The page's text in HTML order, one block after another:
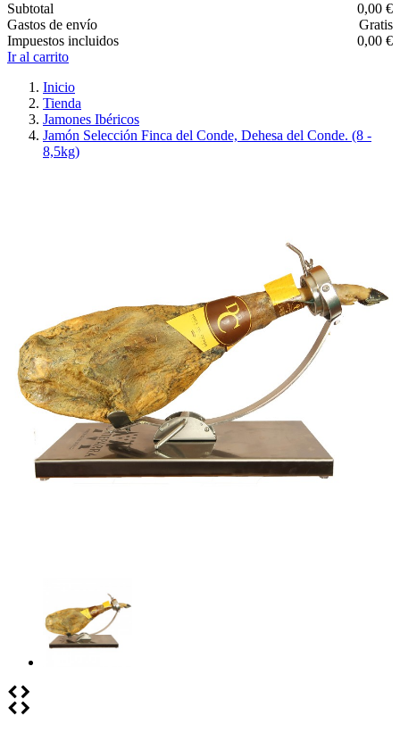
Subtotal
0,00 €
Gastos de envío
Gratis
Impuestos incluidos
0,00 €
Ir al carrito
Inicio
Tienda
Jamones Ibéricos
Jamón Selección Finca del Conde, Dehesa del Conde. (8 -
8,5kg)